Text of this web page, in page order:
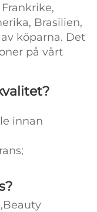
Brasilien,
köparna. Det
på vårt
innan
,Beauty